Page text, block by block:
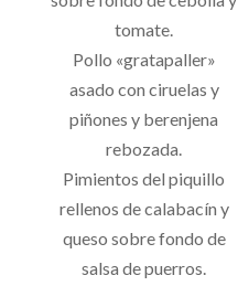
tomate.
Pollo «gratapaller»
asado con ciruelas y
piñones y berenjena
rebozada.
Pimientos del piquillo
rellenos de calabacín y
queso sobre fondo de
salsa de puerros.